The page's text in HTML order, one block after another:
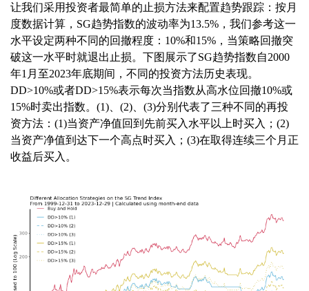
让我们采用投资者最简单的止损方法来配置趋势跟踪：按月
度数据计算，SG趋势指数的波动率为13.5%，我们参考这一
水平设定两种不同的回撤程度：10%和15%，当策略回撤突
破这一水平时就退出止损。下图展示了SG趋势指数自2000
年1月至2023年底期间，不同的投资方法历史表现。
DD>10%或者DD>15%表示每次当指数从高水位回撤10%或
15%时卖出指数。(1)、(2)、(3)分别代表了三种不同的再投
资方法：(1)当资产净值回到先前买入水平以上时买入；(2)
当资产净值到达下一个高点时买入；(3)在取得连续三个月正
收益后买入。